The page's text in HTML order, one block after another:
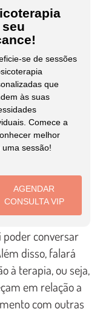
se de sessões
que
às suas
Comece a
melhor
uma sessão!
AGENDAR
CONSULTA VIP
poder conversar
disso, falará
à terapia, ou seja,
em relação a
com outras